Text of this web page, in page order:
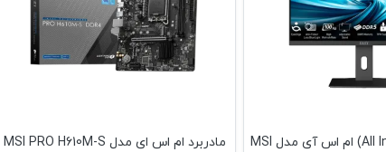
آل این وان(All In One) ام اس آی مدل MSI
مادربرد ام اس ای مدل MSI PRO H610M-S